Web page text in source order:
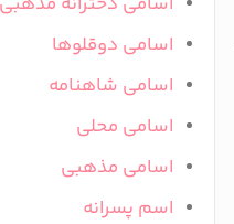
اسامی دوقلوها
اسامی شاهنامه
اسامی محلی
اسامی مذهبی
اسم پسرانه